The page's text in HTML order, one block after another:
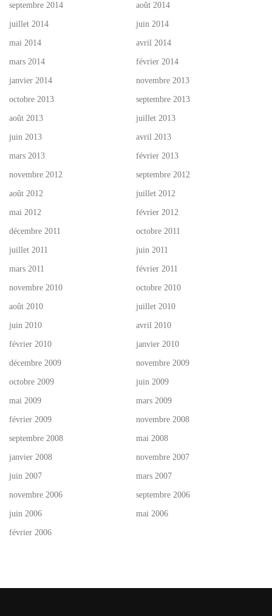
septembre 2014 août 2014
juillet 2014 juin 2014
mai 2014 avril 2014
mars 2014 février 2014
janvier 2014 novembre 2013
octobre 2013 septembre 2013
août 2013 juillet 2013
juin 2013 avril 2013
mars 2013 février 2013
novembre 2012 septembre 2012
août 2012 juillet 2012
mai 2012 février 2012
décembre 2011 octobre 2011
juillet 2011 juin 2011
mars 2011 février 2011
novembre 2010 octobre 2010
août 2010 juillet 2010
juin 2010 avril 2010
février 2010 janvier 2010
décembre 2009 novembre 2009
octobre 2009 juin 2009
mai 2009 mars 2009
février 2009 novembre 2008
septembre 2008 mai 2008
janvier 2008 novembre 2007
juin 2007 mars 2007
novembre 2006 septembre 2006
juin 2006 mai 2006
février 2006